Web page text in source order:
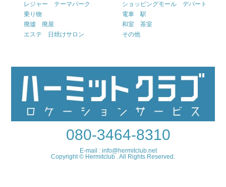
レジャー テーマパーク
ショッピングモール デパート
乗り物
電車 駅
廃墟 廃屋
和室 茶室
エステ 日焼けサロン
その他
080-3464-8310
E-mail : info@hermitclub.net
Copyright © Hermitclub . All Rights Reserved.